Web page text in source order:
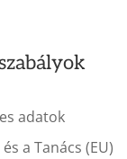
adatok
a Tanács (EU)